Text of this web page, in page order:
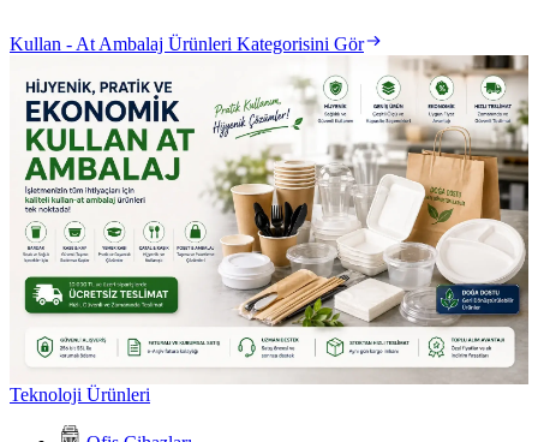
Kullan - At Ambalaj Ürünleri Kategorisini Gör
Teknoloji Ürünleri